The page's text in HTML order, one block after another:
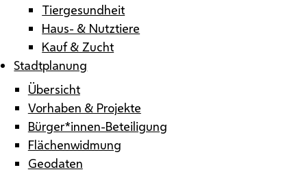
Tiergesundheit
Haus- & Nutztiere
Kauf & Zucht
Stadtplanung
Übersicht
Vorhaben & Projekte
Bürger*innen-Beteiligung
Flächenwidmung
Geodaten